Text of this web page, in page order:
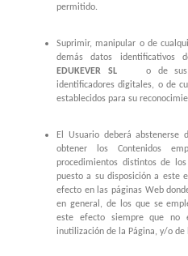
permitido.
Suprimir, manipular o de
demás datos identificativos
EDUKEVER SLo de sus
identificadores digitales, o de
establecidos para su
El Usuario deberá
obtener los Contenidos
procedimientos distintos de
puesto a su disposición a este
efecto en las páginas Web
en general, de los que se
este efecto siempre que no
inutilización de la Página, y/o de